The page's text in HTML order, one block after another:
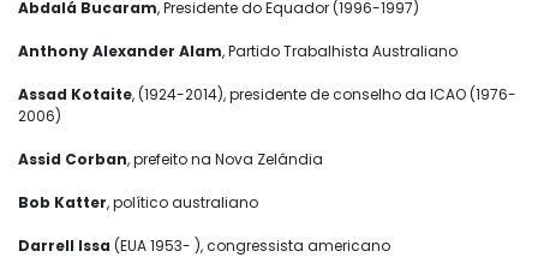
Abdalá Bucaram, Presidente do Equador (1996-1997)
Anthony Alexander Alam, Partido Trabalhista Australiano
Assad Kotaite, (1924-2014), presidente de conselho da ICAO (1976-
2006)
Assid Corban, prefeito na Nova Zelândia
Bob Katter, político australiano
Darrell Issa (EUA 1953- ), congressista americano